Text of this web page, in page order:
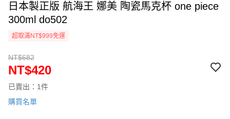
日本製正版 航海王 娜美 陶瓷馬克杯 one piece
300ml do502
超取滿NT$999免運
NT$682
NT$420
已賣出：1件
購買名單